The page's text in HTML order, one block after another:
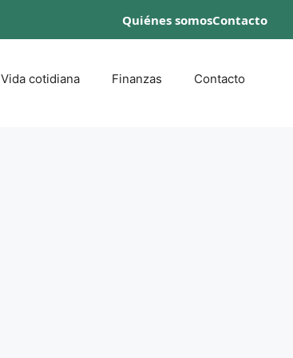
Quiénes somosContacto
Vida cotidiana Finanzas Contacto